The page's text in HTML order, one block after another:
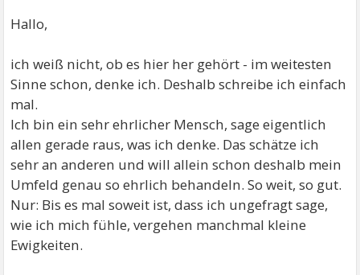
Hallo,
ich weiß nicht, ob es hier her gehört - im weitesten
Sinne schon, denke ich. Deshalb schreibe ich einfach
mal.
Ich bin ein sehr ehrlicher Mensch, sage eigentlich
allen gerade raus, was ich denke. Das schätze ich
sehr an anderen und will allein schon deshalb mein
Umfeld genau so ehrlich behandeln. So weit, so gut.
Nur: Bis es mal soweit ist, dass ich ungefragt sage,
wie ich mich fühle, vergehen manchmal kleine
Ewigkeiten.